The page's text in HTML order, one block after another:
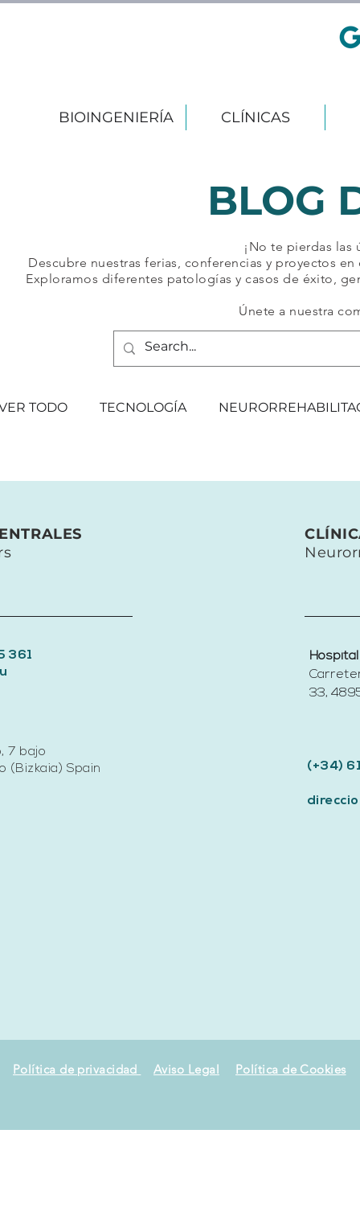
BIOINGENIERÍA CLÍNICAS
BLOG
¡No te pierdas
Descubre nuestras ferias, conferencias y proyectos
Exploramos diferentes patologías y casos de éxito,
Únete a nuestra
TODO TECNOLOGÍA
361
7 bajo
(Bizkaia) Spain
33,
(+34)
Política de privacidad Aviso Legal Política de Cookies